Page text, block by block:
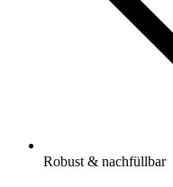
Robust & nachfüllbar